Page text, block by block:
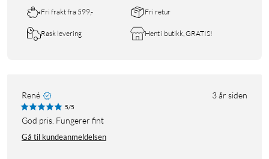
Fri frakt fra 599,- Fri retur
Rask levering Hent i butikk, GRATIS!
René 3 år siden
5/5
God pris. Fungerer fint
Gå til kundeanmeldelsen